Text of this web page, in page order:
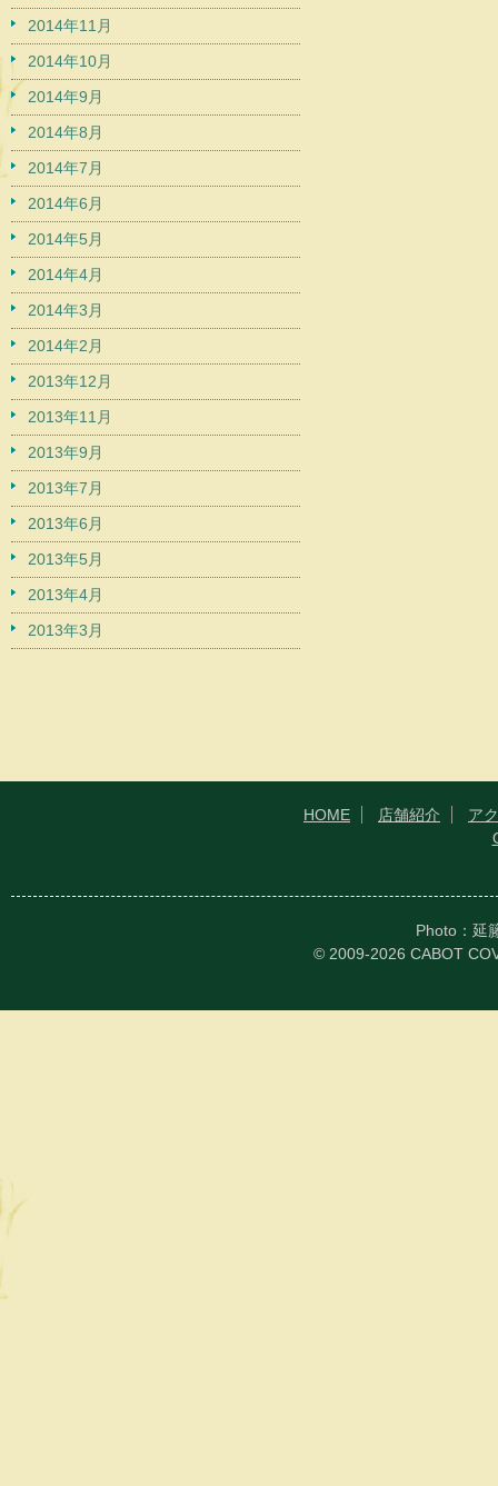
2014年11月
2014年10月
2014年9月
2014年8月
2014年7月
2014年6月
2014年5月
2014年4月
2014年3月
2014年2月
2013年12月
2013年11月
2013年9月
2013年7月
2013年6月
2013年5月
2013年4月
2013年3月
HOME 店舗紹介
ア
Photo：延
© 2009-2026 CABOT